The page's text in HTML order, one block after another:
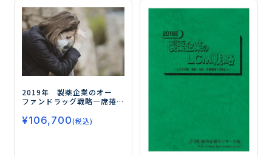
2019年 製薬企業のオー
ファンドラッグ戦略―席捲
域が持続的な成長へ―
¥106,700(税込)